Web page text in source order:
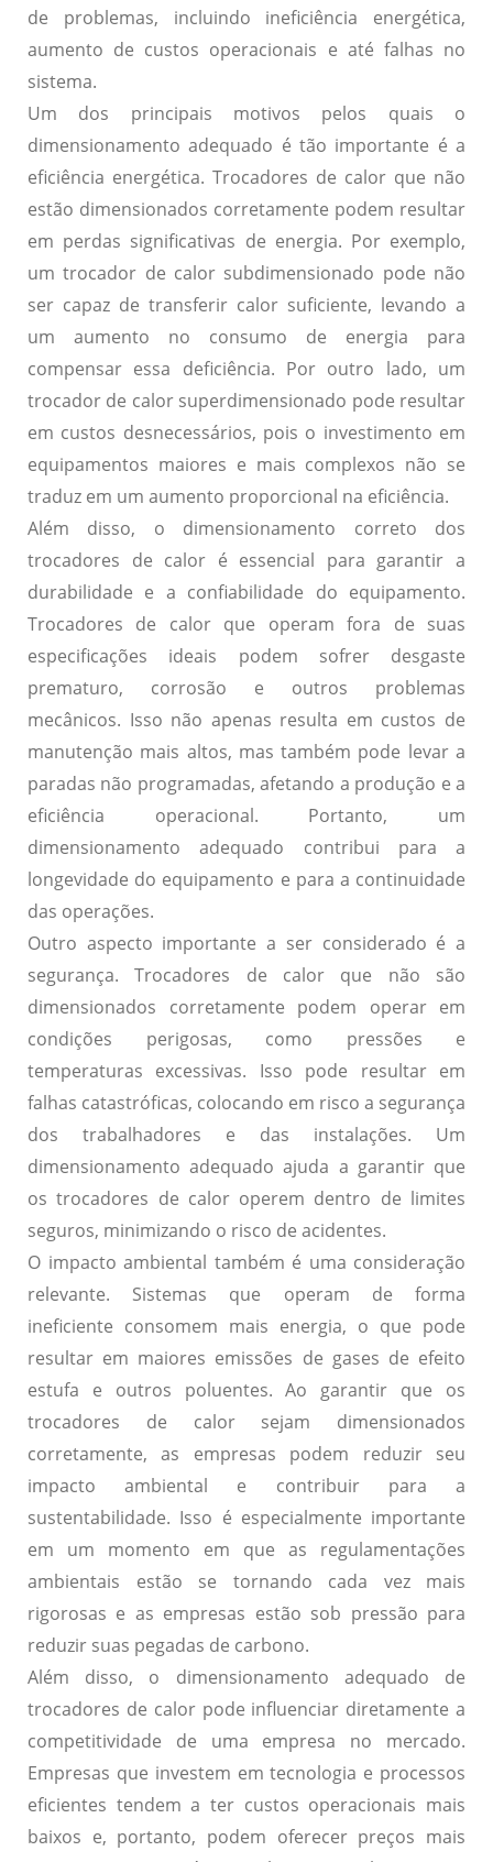
de problemas, incluindo ineficiência energética,
aumento de custos operacionais e até falhas no
sistema.
Um dos principais motivos pelos quais o
dimensionamento adequado é tão importante é a
eficiência energética. Trocadores de calor que não
estão dimensionados corretamente podem resultar
em perdas significativas de energia. Por exemplo,
um trocador de calor subdimensionado pode não
ser capaz de transferir calor suficiente, levando a
um aumento no consumo de energia para
compensar essa deficiência. Por outro lado, um
trocador de calor superdimensionado pode resultar
em custos desnecessários, pois o investimento em
equipamentos maiores e mais complexos não se
traduz em um aumento proporcional na eficiência.
Além disso, o dimensionamento correto dos
trocadores de calor é essencial para garantir a
durabilidade e a confiabilidade do equipamento.
Trocadores de calor que operam fora de suas
especificações ideais podem sofrer desgaste
prematuro, corrosão e outros problemas
mecânicos. Isso não apenas resulta em custos de
manutenção mais altos, mas também pode levar a
paradas não programadas, afetando a produção e a
eficiência operacional. Portanto, um
dimensionamento adequado contribui para a
longevidade do equipamento e para a continuidade
das operações.
Outro aspecto importante a ser considerado é a
segurança. Trocadores de calor que não são
dimensionados corretamente podem operar em
condições perigosas, como pressões e
temperaturas excessivas. Isso pode resultar em
falhas catastróficas, colocando em risco a segurança
dos trabalhadores e das instalações. Um
dimensionamento adequado ajuda a garantir que
os trocadores de calor operem dentro de limites
seguros, minimizando o risco de acidentes.
O impacto ambiental também é uma consideração
relevante. Sistemas que operam de forma
ineficiente consomem mais energia, o que pode
resultar em maiores emissões de gases de efeito
estufa e outros poluentes. Ao garantir que os
trocadores de calor sejam dimensionados
corretamente, as empresas podem reduzir seu
impacto ambiental e contribuir para a
sustentabilidade. Isso é especialmente importante
em um momento em que as regulamentações
ambientais estão se tornando cada vez mais
rigorosas e as empresas estão sob pressão para
reduzir suas pegadas de carbono.
Além disso, o dimensionamento adequado de
trocadores de calor pode influenciar diretamente a
competitividade de uma empresa no mercado.
Empresas que investem em tecnologia e processos
eficientes tendem a ter custos operacionais mais
baixos e, portanto, podem oferecer preços mais